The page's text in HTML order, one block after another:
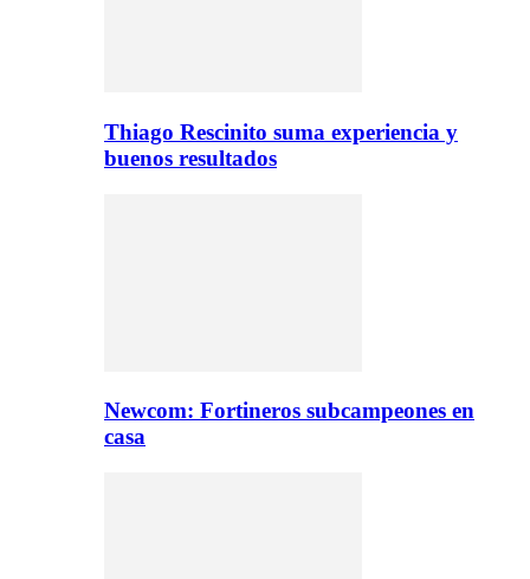
Thiago Rescinito suma experiencia y
buenos resultados
Newcom: Fortineros subcampeones en
casa